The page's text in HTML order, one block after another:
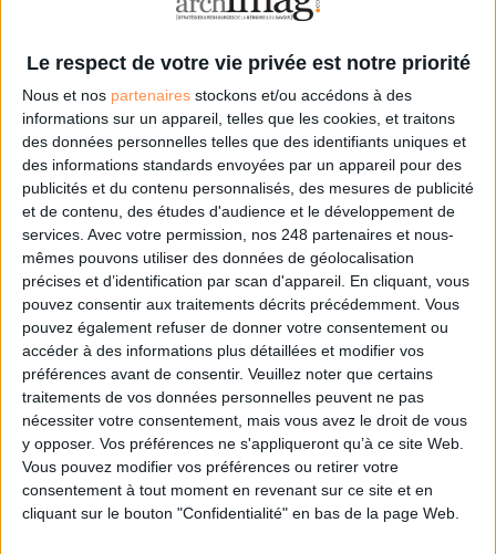
Le respect de votre vie privée est notre priorité
Nous et nos partenaires stockons et/ou accédons à des
informations sur un appareil, telles que les cookies, et traitons
des données personnelles telles que des identifiants uniques et
des informations standards envoyées par un appareil pour des
publicités et du contenu personnalisés, des mesures de publicité
et de contenu, des études d'audience et le développement de
services. Avec votre permission, nos 248 partenaires et nous-
mêmes pouvons utiliser des données de géolocalisation
précises et d’identification par scan d'appareil. En cliquant, vous
pouvez consentir aux traitements décrits précédemment. Vous
pouvez également refuser de donner votre consentement ou
accéder à des informations plus détaillées et modifier vos
préférences avant de consentir. Veuillez noter que certains
traitements de vos données personnelles peuvent ne pas
nécessiter votre consentement, mais vous avez le droit de vous
y opposer. Vos préférences ne s'appliqueront qu’à ce site Web.
Vous pouvez modifier vos préférences ou retirer votre
consentement à tout moment en revenant sur ce site et en
cliquant sur le bouton "Confidentialité" en bas de la page Web.
Clémence Jost 0 Commentaire
Les derniers articles Archimag
Numérique
La maturité numérique des
entreprises françaises laisse à
désirer
Des archives inédites de
Led Zeppelin refont
surface